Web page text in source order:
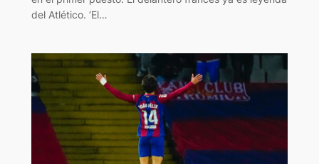
del Atlético. ‘El…